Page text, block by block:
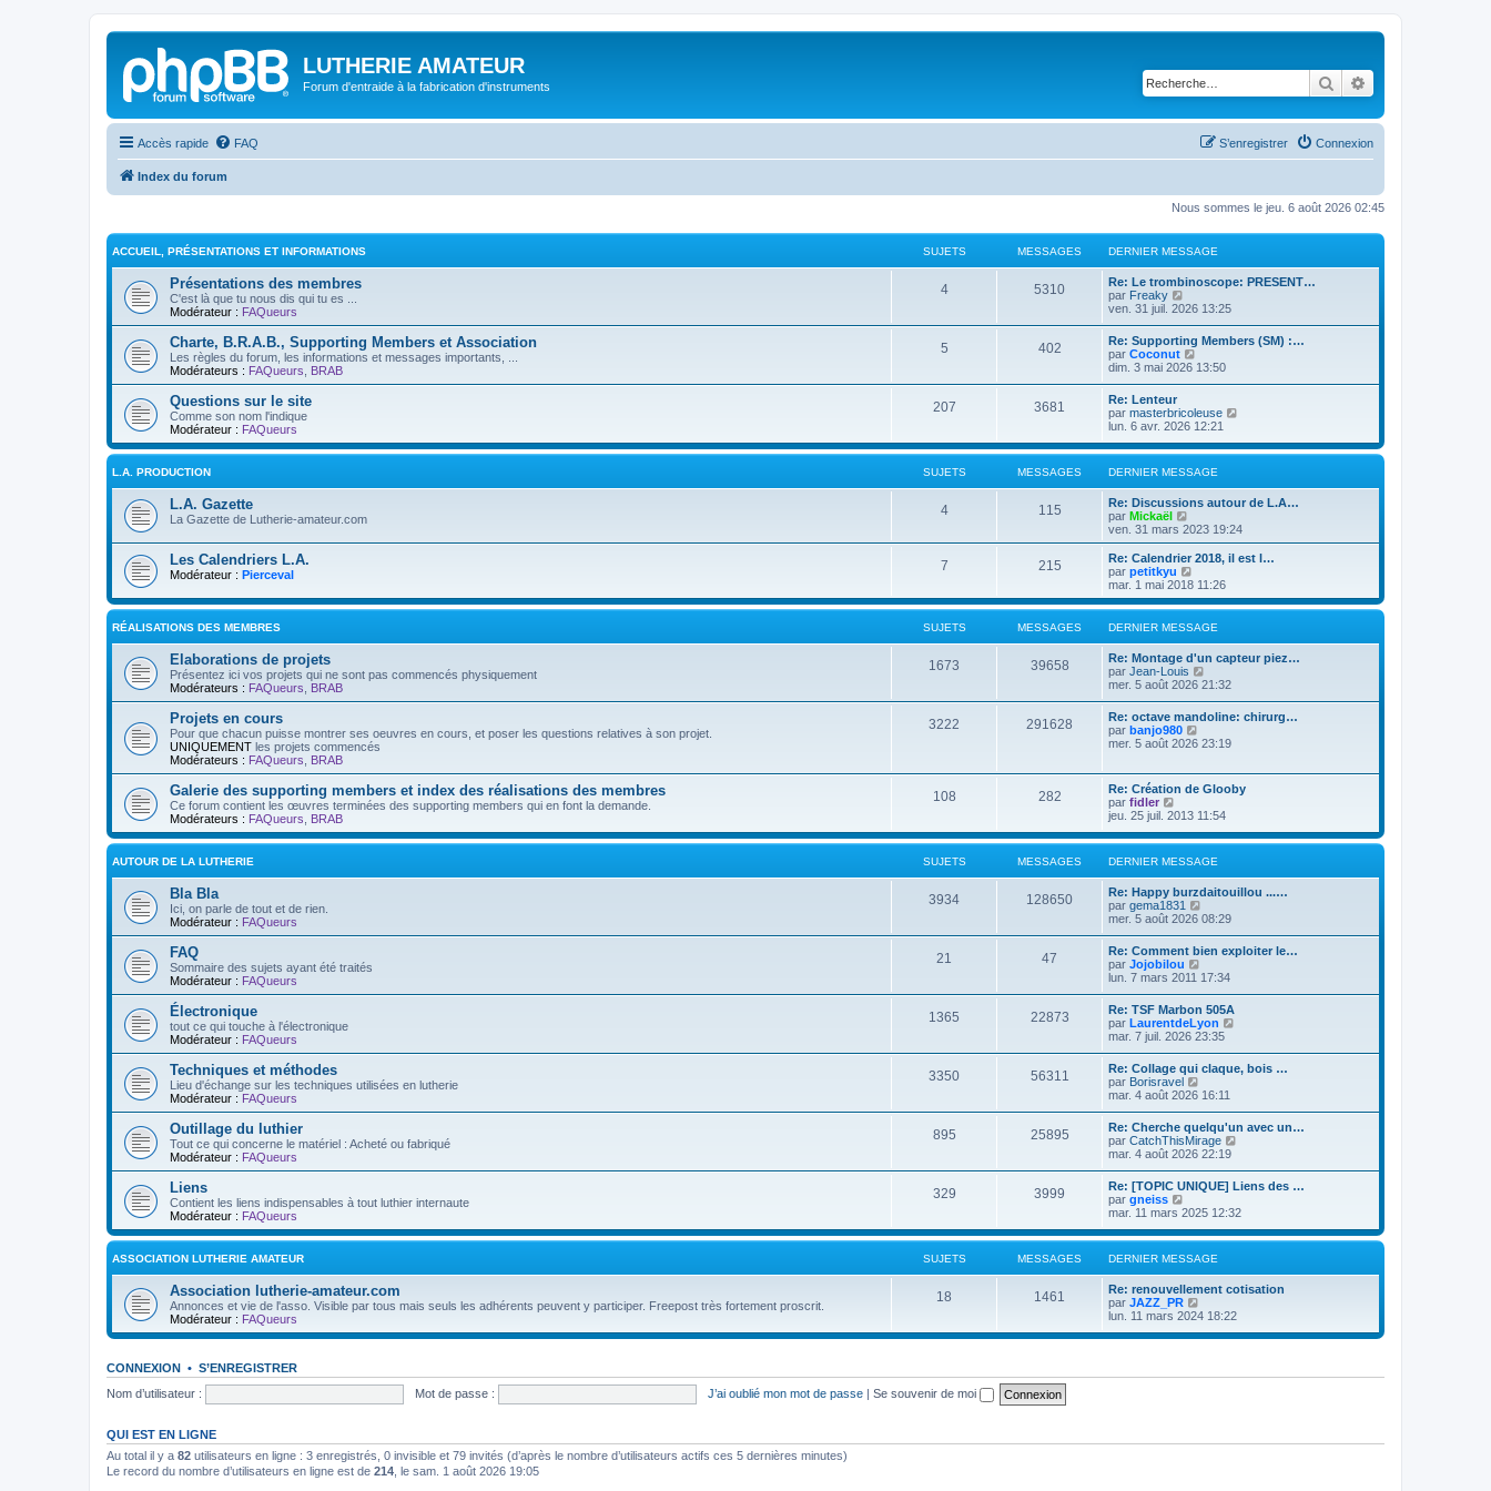
LUTHERIE AMATEUR
Forum d'entraide à la fabrication d'instruments Rechercher
Accès rapide FAQ Connexion
S’enregistrer
Index du forum
Nous sommes le jeu. 6 août 2026 02:45
ACCUEIL, PRÉSENTATIONS ET INFORMATIONS SUJETS MESSAGES DERNIER MESSAGE
Présentations des membres
C'est là que tu nous dis qui tu es ...
Modérateur : FAQueurs
4 5310
Re: Le trombinoscope: PRESENT…
par Freaky
o
l
e
d
e
n
i
e
r
m
e
s
s
a
g
e
ven. 31 juil. 2026 13:25
Charte, B.R.A.B., Supporting Members et Association
Les règles du forum, les informations et messages importants, ...
Modérateurs : FAQueurs BRAB
5 402
Re: Supporting Members (SM) :…
par Coconut
o
e
d
e
r
n
i
e
m
s
s
a
g
e
dim. 3 mai 2026 13:50
Questions sur le site
Comme son nom l'indique
Modérateur : FAQueurs
207 3681
Re: Lenteur
par masterbricoleuse
r
d
e
n
i
e
e
s
e
lun. 6 avr. 2026 12:21
L.A. PRODUCTION SUJETS MESSAGES DERNIER MESSAGE
L.A. Gazette
La Gazette de Lutherie-amateur.com
4 115
Re: Discussions autour de L.A…
par Mickaël
o
i
r
l
e
e
r
n
i
e
m
e
s
s
a
ven. 31 mars 2023 19:24
Les Calendriers L.A.
Modérateur : Pierceval
7 215
Re: Calendrier 2018, il est l…
par petitkyu
o
i
r
l
e
r
n
i
e
r
m
a
g
e
mar. 1 mai 2018 11:26
RÉALISATIONS DES MEMBRES SUJETS MESSAGES DERNIER MESSAGE
Elaborations de projets
Présentez ici vos projets qui ne sont pas commencés physiquement
Modérateurs : FAQueurs BRAB
1673 39658
Re: Montage d'un capteur piez…
par Jean-Louis
o
r
l
e
d
r
n
e
r
m
e
s
s
a
e
mer. 5 août 2026 21:32
Projets en cours
Pour que chacun puisse montrer ses oeuvres en cours, et poser les questions relatives à son projet.
UNIQUEMENT les projets commencés
Modérateurs : FAQueurs BRAB
3222 291628
Re: octave mandoline: chirurg…
par banjo980
o
e
d
e
r
n
i
e
r
m
e
s
a
g
e
mer. 5 août 2026 23:19
Galerie des supporting members et index des réalisations des membres
Ce forum contient les œuvres terminées des supporting members qui en font la demande.
Modérateurs : FAQueurs BRAB
108 282
Re: Création de Glooby
par fidler
o
r
e
d
e
r
n
i
e
r
m
s
s
a
g
e
jeu. 25 juil. 2013 11:54
AUTOUR DE LA LUTHERIE SUJETS MESSAGES DERNIER MESSAGE
Bla Bla
Ici, on parle de tout et de rien.
Modérateur : FAQueurs
3934 128650
Re: Happy burzdaitouillou ...…
par gema1831
o
r
l
e
d
e
r
n
i
e
r
m
e
s
s
a
g
e
mer. 5 août 2026 08:29
FAQ
Sommaire des sujets ayant été traités
Modérateur : FAQueurs
21 47
Re: Comment bien exploiter le…
par Jojobilou
o
l
e
d
e
r
i
e
r
m
e
s
s
a
e
lun. 7 mars 2011 17:34
Électronique
tout ce qui touche à l'électronique
Modérateur : FAQueurs
1365 22873
Re: TSF Marbon 505A
par LaurentdeLyon
l
e
r
n
e
r
m
e
s
s
e
mar. 7 juil. 2026 23:35
Techniques et méthodes
Lieu d'échange sur les techniques utilisées en lutherie
Modérateur : FAQueurs
3350 56311
Re: Collage qui claque, bois …
par Borisravel
o
l
e
d
e
r
i
e
r
m
e
s
s
g
e
mar. 4 août 2026 16:11
Outillage du luthier
Tout ce qui concerne le matériel : Acheté ou fabriqué
Modérateur : FAQueurs
895 25895
Re: Cherche quelqu'un avec un…
par CatchThisMirage
r
l
e
d
e
r
i
e
s
g
mar. 4 août 2026 22:19
Liens
Contient les liens indispensables à tout luthier internaute
Modérateur : FAQueurs
329 3999
Re: [TOPIC UNIQUE] Liens des …
par gneiss
o
r
e
d
e
r
n
i
mar. 11 mars 2025 12:32
ASSOCIATION LUTHERIE AMATEUR SUJETS MESSAGES DERNIER MESSAGE
Association lutherie-amateur.com
Annonces et vie de l'asso. Visible par tous mais seuls les adhérents peuvent y participer. Freepost très fortement proscrit.
Modérateur : FAQueurs
18 1461
Re: renouvellement cotisation
par JAZZ_PR
o
r
d
e
lun. 11 mars 2024 18:22
CONNEXION • S’ENREGISTRER
Nom d’utilisateur :
Mot de passe : J’ai oublié mon mot de passe | Se souvenir de moi
QUI EST EN LIGNE
Au total il y a 82 utilisateurs en ligne : 3 enregistrés, 0 invisible et 79 invités (d’après le nombre d’utilisateurs actifs ces 5 dernières minutes)
Le record du nombre d’utilisateurs en ligne est de 214 , le sam. 1 août 2026 19:05